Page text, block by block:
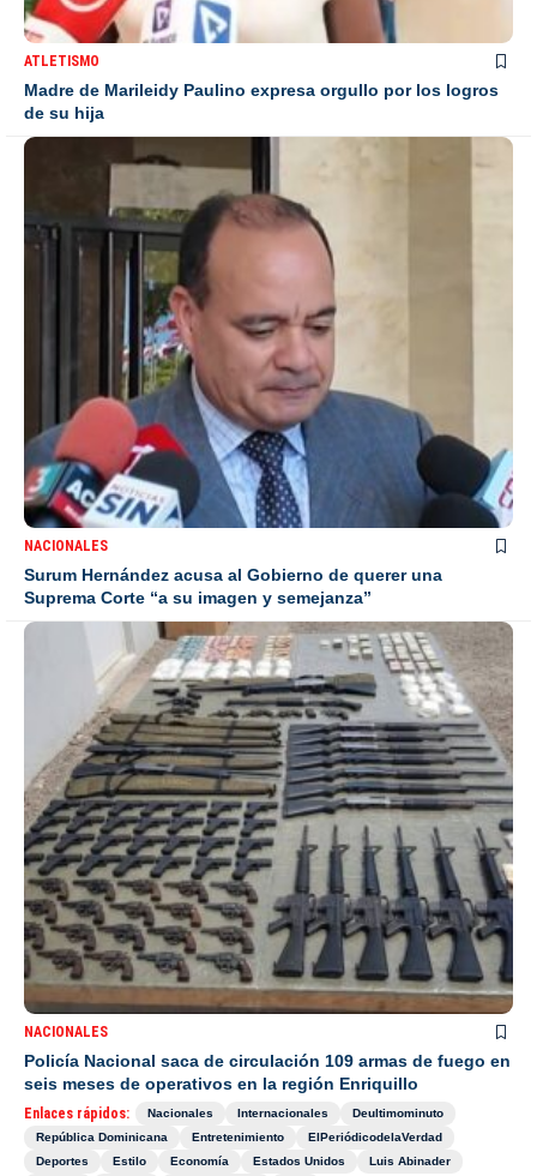
ATLETISMO
Madre de Marileidy Paulino expresa orgullo por los logros
de su hija
NACIONALES
Surum Hernández acusa al Gobierno de querer una
Suprema Corte “a su imagen y semejanza”
NACIONALES
Policía Nacional saca de circulación 109 armas de fuego en
seis meses de operativos en la región Enriquillo
Enlaces rápidos: Nacionales Internacionales
Deultimominuto
República Dominicana
Entretenimiento
ElPeriódicodelaVerdad
Deportes
Estilo Economía Estados Unidos
Luis Abinader